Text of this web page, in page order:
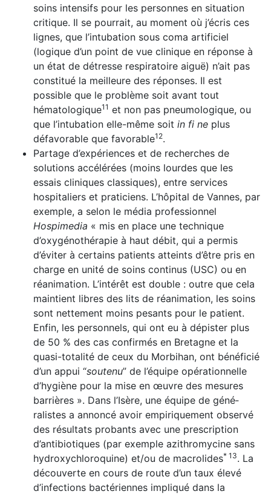
soins intensifs pour les personnes en situation
critique. Il se pourrait, au moment où j’écris ces
lignes, que l’intubation sous coma artificiel
(logique d’un point de vue clinique en réponse à
un état de détresse respiratoire aiguë) n’ait pas
constitué la meilleure des réponses. Il est
possible que le problème soit avant tout
hématologique11 et non pas pneumologique, ou
que l’intubation elle-même soit in fi ne plus
défavorable que favorable12.
Partage d’expériences et de recherches de
solutions accé­lérées (moins lourdes que les
essais cliniques classiques), entre services
hospitaliers et praticiens. L’hôpital de Vannes, par
exemple, a selon le média professionnel
Hospimedia « mis en place une technique
d’oxygéno­thérapie à haut débit, qui a permis
d’éviter à certains patients atteints d’être pris en
charge en unité de soins continus (USC) ou en
réanimation. L’intérêt est double : outre que cela
maintient libres des lits de réanimation, les soins
sont nettement moins pesants pour le patient.
Enfin, les personnels, qui ont eu à dépister plus
de 50 % des cas confirmés en Bretagne et la
quasi-totalité de ceux du Morbihan, ont bénéficié
d’un appui “soutenu” de l’équipe opérationnelle
d’hygiène pour la mise en œuvre des mesures
barrières ». Dans l’Isère, une équipe de géné­
ralistes a annoncé avoir empiriquement observé
des résultats probants avec une prescription
d’antibiotiques (par exemple azithromycine sans
hydroxychloroquine) et/ou de macrolides* 13. La
découverte en cours de route d’un taux élevé
d’infections bactériennes impliqué dans la